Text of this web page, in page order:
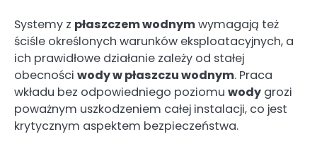
Systemy z płaszczem wodnymwymagają też
ściśle określonych warunków eksploatacyjnych, a
ich prawidłowe działanie zależy od stałej
obecności wody w płaszczu wodnym. Praca
wkładu bez odpowiedniego poziomu wody grozi
poważnym uszkodzeniem całej instalacji, co jest
krytycznym aspektem bezpieczeństwa.